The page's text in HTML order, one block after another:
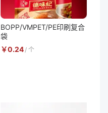
BOPP/VMPET/PE印刷复合
袋
￥0.24/ 个